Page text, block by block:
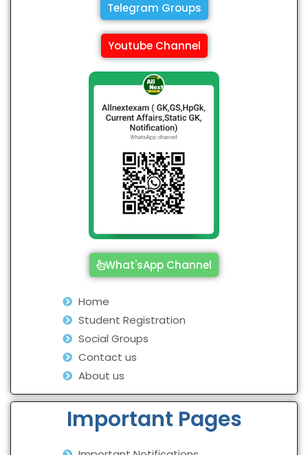
Telegram Groups
Youtube Channel
What'sApp Channel
Home
Student Registration
Social Groups
Contact us
About us
Important Pages